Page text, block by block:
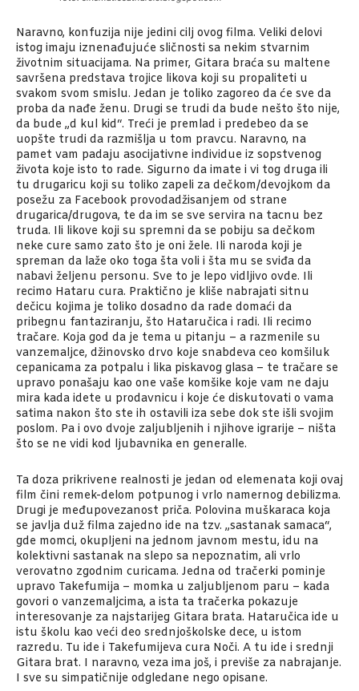
Naravno, konfuzija nije jedini cilj ovog filma. Veliki delovi
istog imaju iznenađujuće sličnosti sa nekim stvarnim
životnim situacijama. Na primer, Gitara braća su maltene
savršena predstava trojice likova koji su propaliteti u
svakom svom smislu. Jedan je toliko zagoreo da će sve da
proba da nađe ženu. Drugi se trudi da bude nešto što nije,
da bude „d kul kid“. Treći je premlad i predebeo da se
uopšte trudi da razmišlja u tom pravcu. Naravno, na
pamet vam padaju asocijativne individue iz sopstvenog
života koje isto to rade. Sigurno da imate i vi tog druga ili
tu drugaricu koji su toliko zapeli za dečkom/devojkom da
posežu za Facebook provodadžisanjem od strane
drugarica/drugova, te da im se sve servira na tacnu bez
truda. Ili likove koji su spremni da se pobiju sa dečkom
neke cure samo zato što je oni žele. Ili naroda koji je
spreman da laže oko toga šta voli i šta mu se sviđa da
nabavi željenu personu. Sve to je lepo vidljivo ovde. Ili
recimo Hataru cura. Praktično je kliše nabrajati sitnu
dečicu kojima je toliko dosadno da rade domaći da
pribegnu fantaziranju, što Hataručica i radi. Ili recimo
tračare. Koja god da je tema u pitanju – a razmenile su
vanzemaljce, džinovsko drvo koje snabdeva ceo komšiluk
cepanicama za potpalu i lika piskavog glasa – te tračare se
upravo ponašaju kao one vaše komšike koje vam ne daju
mira kada idete u prodavnicu i koje će diskutovati o vama
satima nakon što ste ih ostavili iza sebe dok ste išli svojim
poslom. Pa i ovo dvoje zaljubljenih i njihove igrarije – ništa
što se ne vidi kod ljubavnika en generalle.
Ta doza prikrivene realnosti je jedan od elemenata koji ovaj
film čini remek-delom potpunog i vrlo namernog debilizma.
Drugi je međupovezanost priča. Polovina muškaraca koja
se javlja duž filma zajedno ide na tzv. „sastanak samaca“,
gde momci, okupljeni na jednom javnom mestu, idu na
kolektivni sastanak na slepo sa nepoznatim, ali vrlo
verovatno zgodnim curicama. Jedna od tračerki pominje
upravo Takefumija – momka u zaljubljenom paru – kada
govori o vanzemaljcima, a ista ta tračerka pokazuje
interesovanje za najstarijeg Gitara brata. Hataručica ide u
istu školu kao veći deo srednjoškolske dece, u istom
razredu. Tu ide i Takefumijeva cura Noči. A tu ide i srednji
Gitara brat. I naravno, veza ima još, i previše za nabrajanje.
I sve su simpatičnije odgledane nego opisane.